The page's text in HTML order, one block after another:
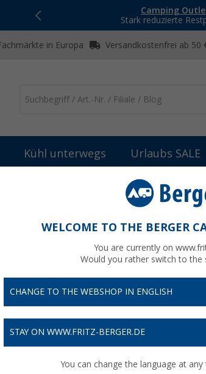
Camping
Stark reduzierte
in Europa Versandkostenfrei ab 50
Kühl unterwegs Urlaubs SALE
Scharniere, Beschläge &
WELCOME TO THE BERGER
You are currently on
Would you rather switch to the
CHANGE TO THE WEBSHOP IN ENGLISH
STAY ON WWW.FRITZ-BERGER.DE
You can change the language at